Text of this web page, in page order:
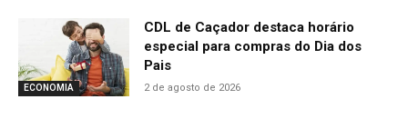
ECONOMIA
CDL de Caçador destaca horário
especial para compras do Dia dos
Pais
2 de agosto de 2026